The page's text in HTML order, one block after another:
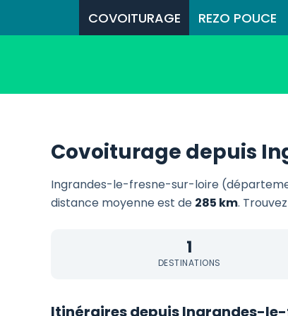
COVOITURAGE REZO POUCE
Covoiturage depuis
Ingrandes-le-fresne-sur-loire
distance moyenne est de 285 km.
1
DESTINATIONS
Itinéraires depuis Ingrandes-